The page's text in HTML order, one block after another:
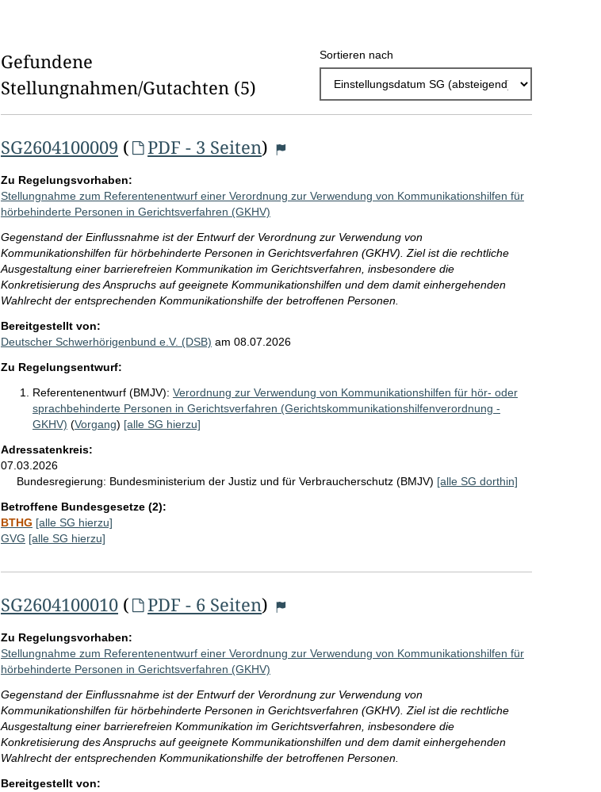
c
e
e
i
s
e
p
o
e
e
Gefundene
Stellungnahmen/⁠Gutachten (5)
Sortieren nach
SG2604100009 ( PDF - 3 Seiten)
Zu Regelungsvorhaben:
Stellungnahme zum Referentenentwurf einer Verordnung zur Verwendung von Kommunikationshilfen für
hörbehinderte Personen in Gerichtsverfahren (GKHV)
Gegenstand der Einflussnahme ist der Entwurf der Verordnung zur Verwendung von
Kommunikationshilfen für hörbehinderte Personen in Gerichtsverfahren (GKHV). Ziel ist die rechtliche
Ausgestaltung einer barrierefreien Kommunikation im Gerichtsverfahren, insbesondere die
Konkretisierung des Anspruchs auf geeignete Kommunikationshilfen und dem damit einhergehenden
Wahlrecht der entsprechenden Kommunikationshilfe der betroffenen Personen.
Bereitgestellt von:
Deutscher Schwerhörigenbund e.V. (DSB) am 08.07.2026
Zu Regelungsentwurf:
Referentenentwurf (BMJV): Verordnung zur Verwendung von Kommunikationshilfen für hör- oder
sprachbehinderte Personen in Gerichtsverfahren (Gerichtskommunikationshilfenverordnung -
GKHV) (Vorgang) [alle SG hierzu]
Adressatenkreis:
07.03.2026
Bundesregierung: Bundesministerium der Justiz und für Verbraucherschutz (BMJV) [alle SG dorthin]
Betroffene Bundesgesetze (2):
BTHG [alle SG hierzu]
GVG [alle SG hierzu]
SG2604100010( PDF - 6 Seiten)
Zu Regelungsvorhaben:
Stellungnahme zum Referentenentwurf einer Verordnung zur Verwendung von Kommunikationshilfen für
hörbehinderte Personen in Gerichtsverfahren (GKHV)
Gegenstand der Einflussnahme ist der Entwurf der Verordnung zur Verwendung von
Kommunikationshilfen für hörbehinderte Personen in Gerichtsverfahren (GKHV). Ziel ist die rechtliche
Ausgestaltung einer barrierefreien Kommunikation im Gerichtsverfahren, insbesondere die
Konkretisierung des Anspruchs auf geeignete Kommunikationshilfen und dem damit einhergehenden
Wahlrecht der entsprechenden Kommunikationshilfe der betroffenen Personen.
Bereitgestellt von: